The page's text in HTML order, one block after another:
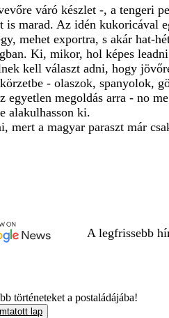
váró készlet -, a tengeri
is marad. Az idén kukoricával
mehet exportra, s akár hat-
Ki, mikor, hol képes
kell választ adni, hogy
- olaszok, spanyolok,
egyetlen megoldás arra - no
alakulhasson ki.
mert a magyar paraszt már
A legfrissebb
történeteket a postaládájába!
lap